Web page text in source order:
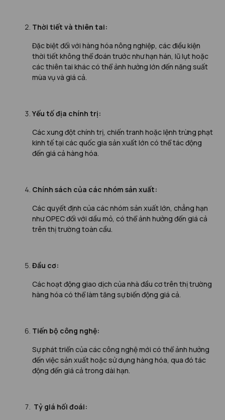
Thời tiết và thiên tai:
Đặc biệt đối với hàng hóa nông nghiệp, các điều kiện
thời tiết không thể đoán trước như hạn hán, lũ lụt hoặc
các thiên tai khác có thể ảnh hưởng lớn đến năng suất
mùa vụ và giá cả.
Yếu tố địa chính trị:
Các xung đột chính trị, chiến tranh hoặc lệnh trừng phạt
kinh tế tại các quốc gia sản xuất lớn có thể tác động
đến giá cả hàng hóa.
Chính sách của các nhóm sản xuất:
Các quyết định của các nhóm sản xuất lớn, chẳng hạn
như OPEC đối với dầu mỏ, có thể ảnh hưởng đến giá cả
trên thị trường toàn cầu.
Đầu cơ:
Các hoạt động giao dịch của nhà đầu cơ trên thị trường
hàng hóa có thể làm tăng sự biến động giá cả.
Tiến bộ công nghệ:
Sự phát triển của các công nghệ mới có thể ảnh hưởng
đến việc sản xuất hoặc sử dụng hàng hóa, qua đó tác
động đến giá cả trong dài hạn.
Tỷ giá hối đoái: